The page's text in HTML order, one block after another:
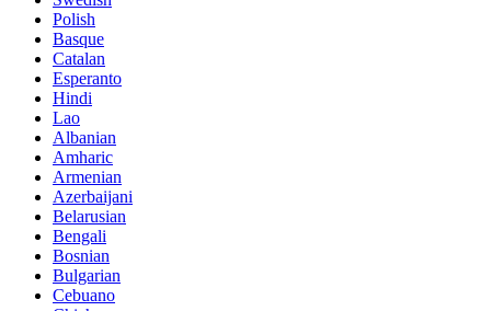
Polish
Basque
Catalan
Esperanto
Hindi
Lao
Albanian
Amharic
Armenian
Azerbaijani
Belarusian
Bengali
Bosnian
Bulgarian
Cebuano